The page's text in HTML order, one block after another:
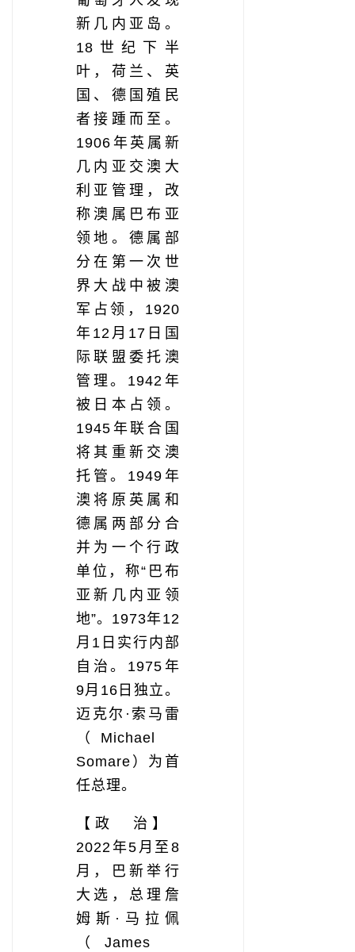
新几内亚岛。
18世纪下半
叶，荷兰、英
国、德国殖民
者接踵而至。
1906年英属新
几内亚交澳大
利亚管理，改
称澳属巴布亚
领地。德属部
分在第一次世
界大战中被澳
军占领，1920
年12月17日国
际联盟委托澳
管理。1942年
被日本占领。
1945年联合国
将其重新交澳
托管。1949年
澳将原英属和
德属两部分合
并为一个行政
单位，称“巴布
亚新几内亚领
地”。1973年12
月1日实行内部
自治。1975年
9月16日独立。
迈克尔·索马雷
（Michael
Somare）为首
任总理。
【政 治】
2022年5月至8
月，巴新举行
大选，总理詹
姆斯·马拉佩
（James